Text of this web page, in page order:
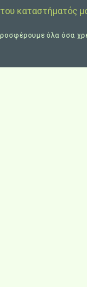
καταστήματός
όλα όσα